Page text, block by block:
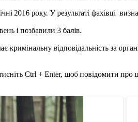
2016 року. У результаті фахівці
і позбавили 3 балів.
кримінальну відповідальність за
Ctrl + Enter, щоб повідомити про